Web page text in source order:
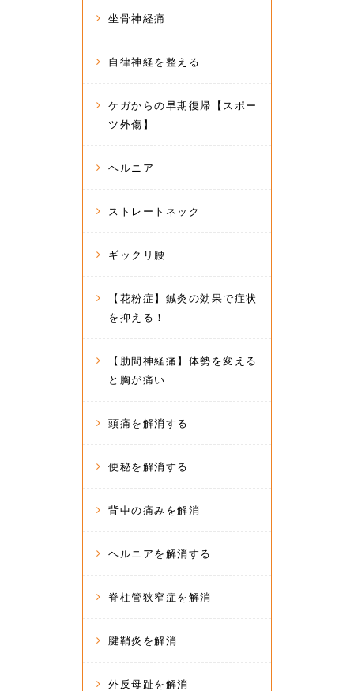
坐骨神経痛
自律神経を整える
ケガからの早期復帰【スポー
ツ外傷】
ヘルニア
ストレートネック
ギックリ腰
【花粉症】鍼灸の効果で症状
を抑える！
【肋間神経痛】体勢を変える
と胸が痛い
頭痛を解消する
便秘を解消する
背中の痛みを解消
ヘルニアを解消する
脊柱管狭窄症を解消
腱鞘炎を解消
外反母趾を解消